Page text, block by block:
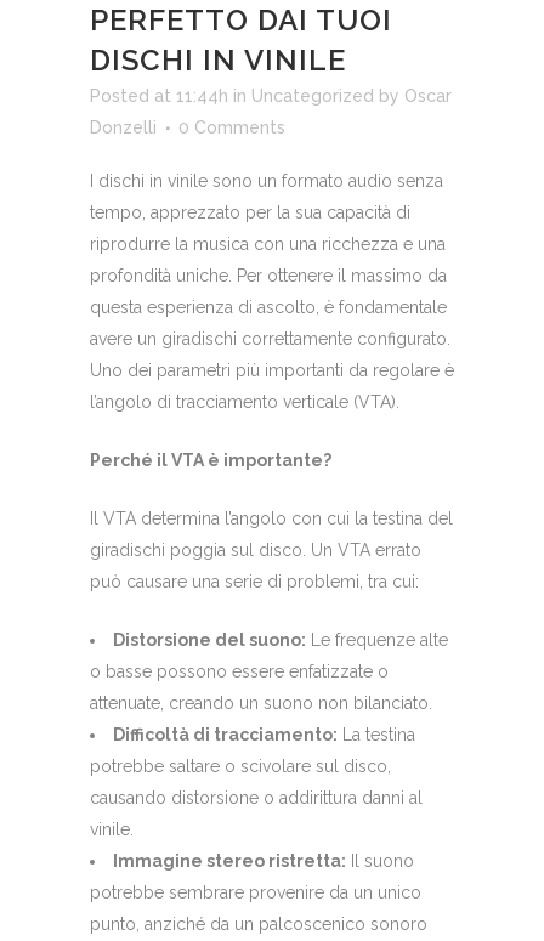
PERFETTO DAI TUOI
DISCHI IN VINILE
Posted at 11:44h in Uncategorized by Oscar
Donzelli
0 Comments
I dischi in vinile sono un formato audio senza
tempo, apprezzato per la sua capacità di
riprodurre la musica con una ricchezza e una
profondità uniche. Per ottenere il massimo da
questa esperienza di ascolto, è fondamentale
avere un giradischi correttamente configurato.
Uno dei parametri più importanti da regolare è
l’angolo di tracciamento verticale (VTA).
Perché il VTA è importante?
Il VTA determina l’angolo con cui la testina del
giradischi poggia sul disco. Un VTA errato
può causare una serie di problemi, tra cui:
Distorsione del suono: Le frequenze alte
o basse possono essere enfatizzate o
attenuate, creando un suono non bilanciato.
Difficoltà di tracciamento: La testina
potrebbe saltare o scivolare sul disco,
causando distorsione o addirittura danni al
vinile.
Immagine stereo ristretta: Il suono
potrebbe sembrare provenire da un unico
punto, anziché da un palcoscenico sonoro